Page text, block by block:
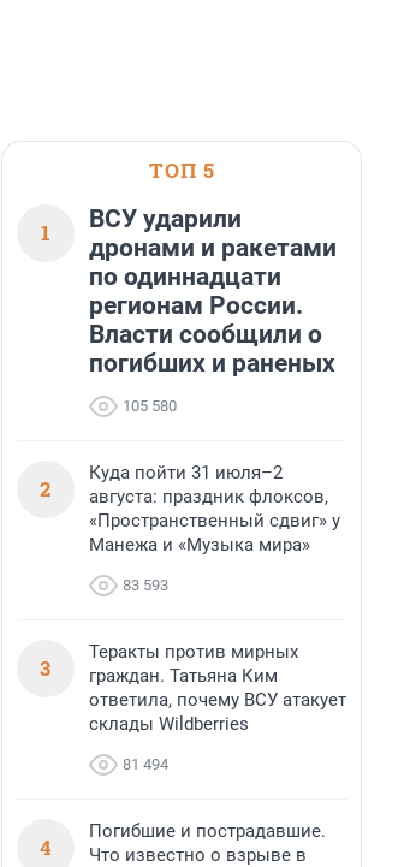
в номинации «За лучший проект комплексного
развития территорий» стал жилой микрорайон
6 августа, 16:07
ТОП 5
1
ВСУ ударили
дронами и ракетами
по одиннадцати
регионам России.
Власти сообщили о
погибших и раненых
105 580
2
Куда пойти 31 июля–2
августа: праздник флоксов,
«Пространственный сдвиг» у
Манежа и «Музыка мира»
83 593
3
Теракты против мирных
граждан. Татьяна Ким
ответила, почему ВСУ атакует
склады Wildberries
81 494
4
Погибшие и пострадавшие.
Что известно о взрыве в